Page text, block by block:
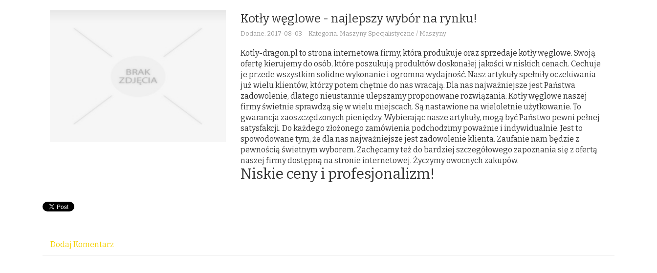
Kotły węglowe - najlepszy wybór na rynku!
Dodane: 2017-08-03 Kategoria: Maszyny Specjalistyczne / Maszyny
Kotly-dragon.pl to strona internetowa firmy, która produkuje oraz sprzedaje kotły węglowe. Swoją
ofertę kierujemy do osób, które poszukują produktów doskonałej jakości w niskich cenach. Cechuje
je przede wszystkim solidne wykonanie i ogromna wydajność. Nasz artykuły spełniły oczekiwania
już wielu klientów, którzy potem chętnie do nas wracają. Dla nas najważniejsze jest Państwa
zadowolenie, dlatego nieustannie ulepszamy proponowane rozwiązania. Kotły węglowe naszej
firmy świetnie sprawdzą się w wielu miejscach. Są nastawione na wieloletnie użytkowanie. To
gwarancja zaoszczędzonych pieniędzy. Wybierając nasze artykuły, mogą być Państwo pewni pełnej
satysfakcji. Do każdego złożonego zamówienia podchodzimy poważnie i indywidualnie. Jest to
spowodowane tym, że dla nas najważniejsze jest zadowolenie klienta. Zaufanie nam będzie z
pewnością świetnym wyborem. Zachęcamy też do bardziej szczegółowego zapoznania się z ofertą
naszej firmy dostępną na stronie internetowej. Życzymy owocnych zakupów.
Niskie ceny i profesjonalizm!
Dodaj Komentarz